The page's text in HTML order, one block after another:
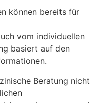
können bereits für
vom individuellen
basiert auf den
Beratung nicht